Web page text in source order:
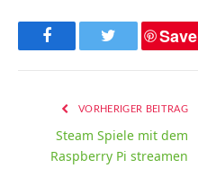
Facebook TwitterSave
VORHERIGER BEITRAG
Steam Spiele mit dem
Raspberry Pi streamen